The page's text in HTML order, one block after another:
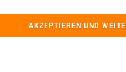
AKZEPTIEREN UND